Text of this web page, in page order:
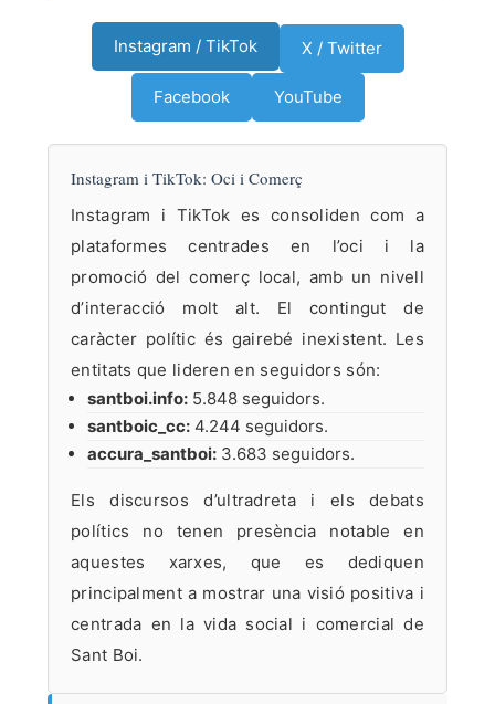
Instagram / TikTok X / Twitter
Facebook YouTube
Instagram i TikTok: Oci i Comerç
Instagram i TikTok es consoliden com a
plataformes centrades en l’oci i la
promoció del comerç local, amb un nivell
d’interacció molt alt. El contingut de
caràcter polític és gairebé inexistent. Les
entitats que lideren en seguidors són:
santboi.info: 5.848 seguidors.
santboic_cc: 4.244 seguidors.
accura_santboi: 3.683 seguidors.
Els discursos d’ultradreta i els debats
polítics no tenen presència notable en
aquestes xarxes, que es dediquen
principalment a mostrar una visió positiva i
centrada en la vida social i comercial de
Sant Boi.